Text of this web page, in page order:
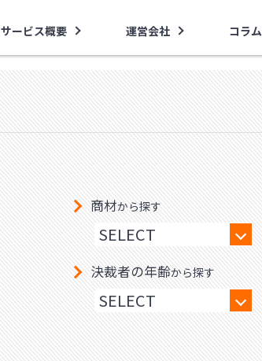
サービス概要 運営会社 コラム
商材から探す
決裁者の年齢から探す